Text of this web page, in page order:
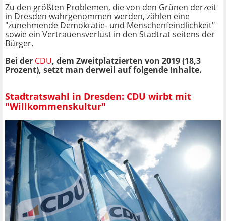
Zu den größten Problemen, die von den Grünen derzeit
in Dresden wahrgenommen werden, zählen eine
"zunehmende Demokratie- und Menschenfeindlichkeit"
sowie ein Vertrauensverlust in den Stadtrat seitens der
Bürger.
Bei der CDU, dem Zweitplatzierten von 2019 (18,3
Prozent), setzt man derweil auf folgende Inhalte.
Stadtratswahl in Dresden: CDU wirbt mit
"Willkommenskultur"